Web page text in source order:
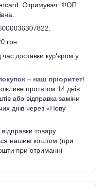
Отримувач: ФОП
грн.
час доставки кур'єром у
– наш пріоритет!
протягом 14 днів
або відправка заміни
днів через «Нову
відправки товару
нашим коштом (при
при отриманні